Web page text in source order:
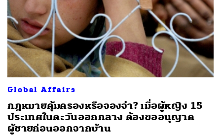
Global Affairs
กฎหมายคุ้มครองหรือจองจำ? เมื่อผู้หญิง 15
ประเทศในตะวันออกกลาง ต้องขออนุญาต
ผู้ชายก่อนออกจากบ้าน